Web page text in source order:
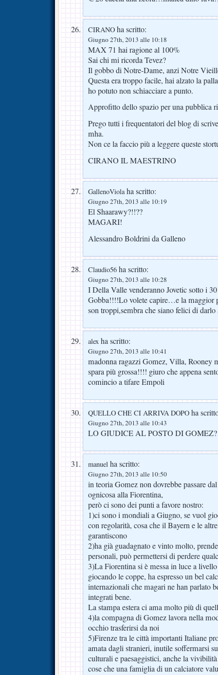
CIRANO ha scritto:
Giugno 27th, 2013 alle 10:18
MAX 71 hai ragione al 100%
Sai chi mi ricorda Tevez?
Il gobbo di Notre-Dame, anzi Notre
Questa era troppo facile, hai alzato la
ho potuto non schiacciare a punto.
Approfitto dello spazio per una pubblica
Prego tutti i frequentatori del blog di
mha.
Non ce la faccio più a leggere queste
CIRANO IL MAESTRINO
GallenoViolaha scritto:
Giugno 27th, 2013 alle 10:19
El Shaarawy?!!??
MAGARI!
Alessandro Boldrini da Galleno
Claudio56 ha scritto:
Giugno 27th, 2013 alle 10:28
I Della Valle venderanno Jovetic sotto i
Gobba!!!!Lo volete capire…e la maggior
son troppi,sembra che siano felici di
alex ha scritto:
Giugno 27th, 2013 alle 10:41
madonna ragazzi Gomez, Villa, Rooney
spara più grossa!!!! giuro che appena
comincio a tifare Empoli
QUELLO CHE CI ARRIVA DOPO ha
Giugno 27th, 2013 alle 10:43
LO GIUDICE AL POSTO DI GOMEZ?
manuel ha scritto:
Giugno 27th, 2013 alle 10:50
in teoria Gomez non dovrebbe passare
ognicosa alla Fiorentina,
però ci sono dei punti a favore nostro:
1)ci sono i mondiali a Giugno, se vuol
con regolarità, cosa che il Bayern e le
garantiscono
2)ha già guadagnato e vinto molto,
personali, può permettersi di perdere
3)La Fiorentina si è messa in luce a
giocando le coppe, ha espresso un bel
internazionali che magari ne han parlato
integrati bene.
La stampa estera ci ama molto più di
4)la compagna di Gomez lavora nella
occhio trasferirsi da noi
5)Firenze tra le città importanti Italiane
amata dagli stranieri, inutile soffermarsi
culturali e paesaggistici, anche la
cose che una famiglia di un calciatore